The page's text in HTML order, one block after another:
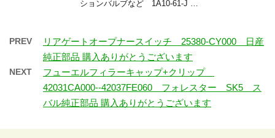
ションバルブなど 1A10-61-J …
PREV
リアゲートオープナースイッチ 25380-CY000 日産
純正部品 購入ありがとうございます
NEXT
フューエルフィラーキャップ+クリップ
42031CA000--42037FE060 フォレスター SK5 ス
バル純正部品 購入ありがとうございます